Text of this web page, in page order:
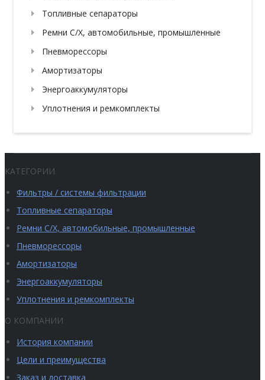
Топливные сепараторы
Ремни С/Х, автомобильные, промышленные
Пневморессоры
Амортизаторы
Энергоаккумуляторы
Уплотнения и ремкомплекты
КАТЕГОРИИ
Фильтры / системы фильтрации
Топливные сепараторы
Ремни С/Х, автомобильные, промышленные
Пневморессоры
Амортизаторы
Энергоаккумуляторы
Уплотнения и ремкомплекты
О КОМПАНИИ
История компании
Цели и преимущества
Заказ и доставка